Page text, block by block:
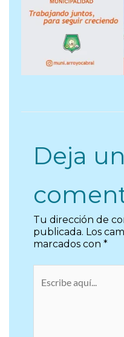
Deja un
Tu dirección de
publicada. Los
marcados con *